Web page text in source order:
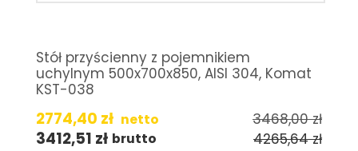
Stół przyścienny z pojemnikiem
uchylnym 500x700x850, AISI 304, Komat
KST-038
2774,40 zł netto 3468,00zł
3412,51 zł brutto 4265,64zł